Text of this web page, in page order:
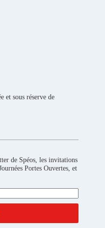
et sous réserve de
de Spéos, les invitations
Portes Ouvertes, et